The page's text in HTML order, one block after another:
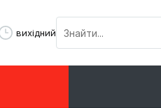
вихідний